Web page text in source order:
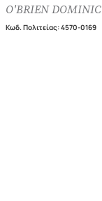
ΤΗΣ ΜΝΗΜΗΣ ΣΑΣ
O'BRIEN DOMINIC
Κωδ. Πολιτείας:4570-0169